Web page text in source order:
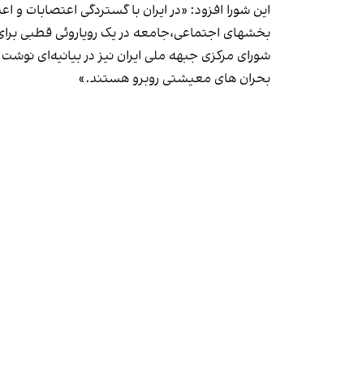
این شورا افزود: «در ایران با گستردگی اعتصابات
بخشهای اجتماعی،جامعه در یک رویاروئی قطبی
شورای مرکزی جبهه ملی ایران نیز در بیانیه‌ای
بحران های معیشتی روبرو هستند.»